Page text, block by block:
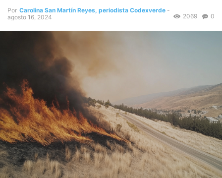
Por Carolina San Martín Reyes, periodista Codexverde -
agosto 16, 2024
0
2069